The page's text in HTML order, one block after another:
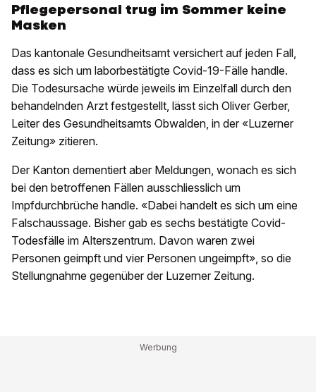
Pflegepersonal trug im Sommer keine
Masken
Das kantonale Gesundheitsamt versichert auf jeden Fall,
dass es sich um laborbestätigte Covid-19-Fälle handle.
Die Todesursache würde jeweils im Einzelfall durch den
behandelnden Arzt festgestellt, lässt sich Oliver Gerber,
Leiter des Gesundheitsamts Obwalden, in der «Luzerner
Zeitung» zitieren.
Der Kanton dementiert aber Meldungen, wonach es sich
bei den betroffenen Fällen ausschliesslich um
Impfdurchbrüche handle. «Dabei handelt es sich um eine
Falschaussage. Bisher gab es sechs bestätigte Covid-
Todesfälle im Alterszentrum. Davon waren zwei
Personen geimpft und vier Personen ungeimpft», so die
Stellungnahme gegenüber der Luzerner Zeitung.